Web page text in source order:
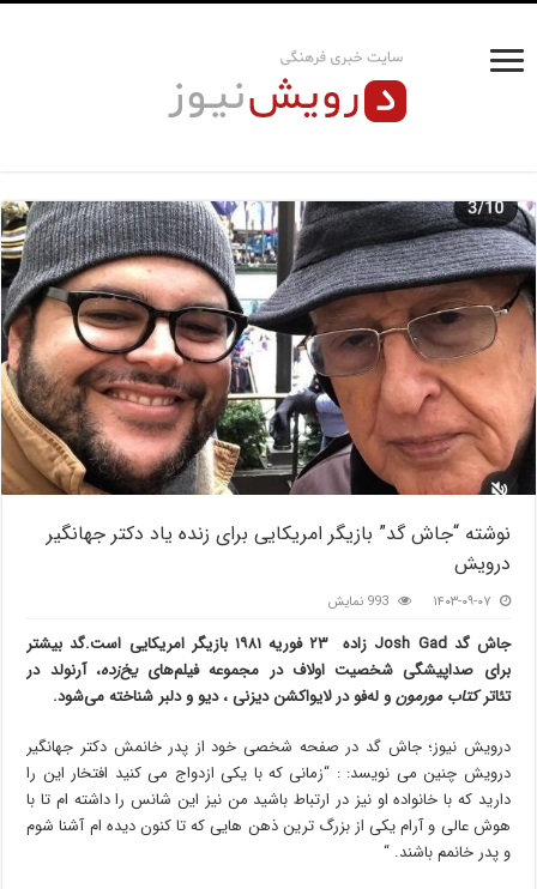
نوشته “جاش گد” بازیگر امریکایی برای زنده یاد دکتر جهانگیر
درویش
۱۴۰۳-۰۹-۰۷ 993 نمایش
جاش گدJosh Gad
زاده ۲۳ فوریه ۱۹۸۱ بازیگر امریکایی است.گد بیشتر
برای صداپیشگی شخصیت اولاف در مجموعه فیلم‌هاییخ‌زده، آرنولد در
تئاترکتاب مورمونو له‌فو در لایواکشن دیزنی ، دیو و دلبر شناخته می‌شود.
درویش نیوز؛ جاش گد در صفحه شخصی خود از پدر خانمش دکتر جهانگیر
درویش چنین می نویسد: : “زمانی که با یکی ازدواج می کنید افتخار این را
دارید که با خانواده او نیز در ارتباط باشید من نیز این شانس را داشته ام تا با
هوش عالی و آرام یکی از بزرگ ترین ذهن هایی که تا کنون دیده ام آشنا شوم
و پدر خانمم باشند. “